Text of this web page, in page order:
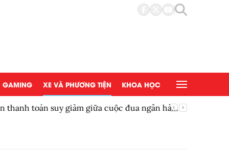
GAMING XE VÀ PHƯƠNG TIỆN KHOA HỌC
toán suy giảm giữa cuộc đua ngân hàng